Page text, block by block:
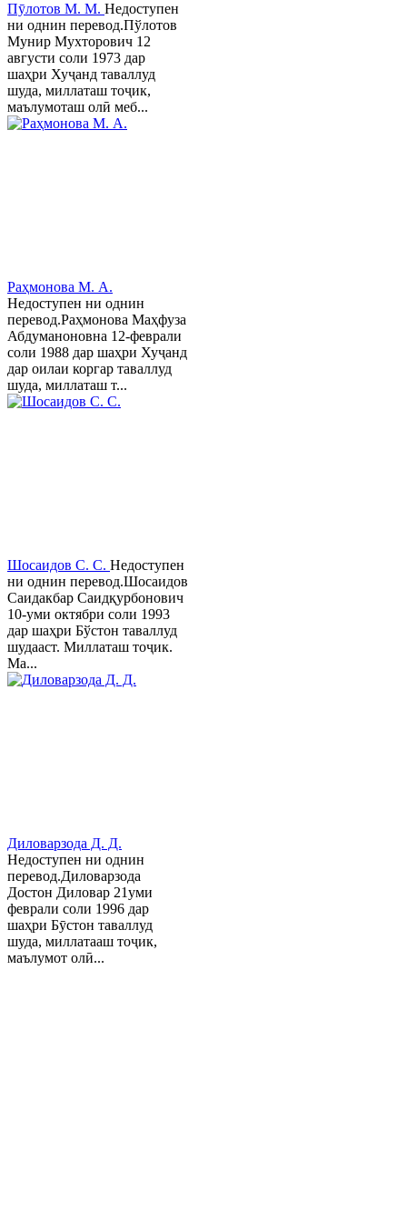
Пӯлотов М. М. Недоступен
ни однин перевод.Пўлотов
Мунир Мухторович 12
августи соли 1973 дар
шаҳри Хуҷанд таваллуд
шуда, миллаташ тоҷик,
маълумоташ олӣ меб...
Раҳмонова М. А.
Недоступен ни однин
перевод.Раҳмонова Маҳфуза
Абдуманоновна 12-феврали
соли 1988 дар шаҳри Хуҷанд
дар оилаи коргар таваллуд
шуда, миллаташ т...
Шосаидов С. С. Недоступен
ни однин перевод.Шосаидов
Саидакбар Саидқурбонович
10-уми октябри соли 1993
дар шаҳри Бўстон таваллуд
шудааст. Миллаташ тоҷик.
Ма...
Диловарзода Д. Д.
Недоступен ни однин
перевод.Диловарзода
Достон Диловар 21уми
феврали соли 1996 дар
шаҳри Бӯстон таваллуд
шуда, миллатааш тоҷик,
маълумот олӣ...